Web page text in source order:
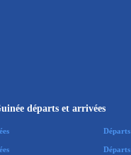
départs et arrivées
Départs
Départs